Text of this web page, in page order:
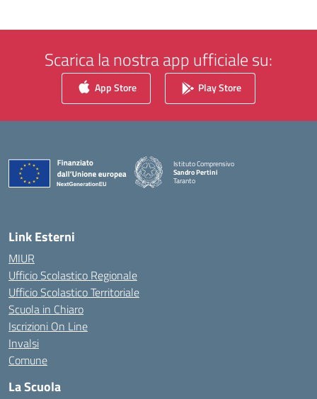
Scarica la nostra app ufficiale su:
App Store Play Store
Istituto Comprensivo
Sandro Pertini
Taranto
Link Esterni
MIUR
Ufficio Scolastico Regionale
Ufficio Scolastico Territoriale
Scuola in Chiaro
Iscrizioni On Line
Invalsi
Comune
La Scuola